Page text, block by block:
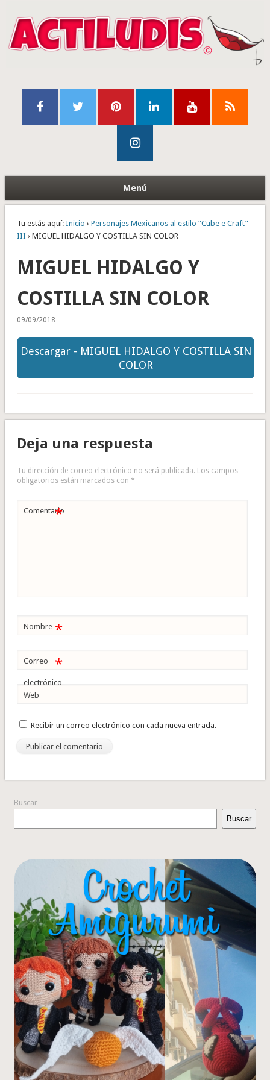
Menú
Tu estás aquí: Inicio › Personajes Mexicanos al estilo “Cube e Craft”
III › MIGUEL HIDALGO Y COSTILLA SIN COLOR
MIGUEL HIDALGO Y
COSTILLA SIN COLOR
09/09/2018
Descargar - MIGUEL HIDALGO Y COSTILLA SIN
COLOR
Deja una respuesta
Tu dirección de correo electrónico no será publicada. Los campos
obligatorios están marcados con *
Comentario
*
Nombre *
Correo
electrónico
*
Web
Recibir un correo electrónico con cada nueva entrada.
Buscar
Buscar